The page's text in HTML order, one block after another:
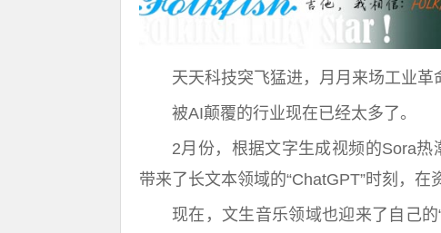
天天科技突飞猛进，月月来场工业革
被AI颠覆的行业现在已经太多了。
2月份，根据文字生成视频的Sora
带来了长文本领域的“ChatGPT”时刻，在
现在，文生音乐领域也迎来了自己